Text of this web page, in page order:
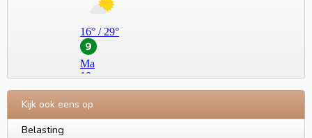
Kijk ook eens op
Belasting